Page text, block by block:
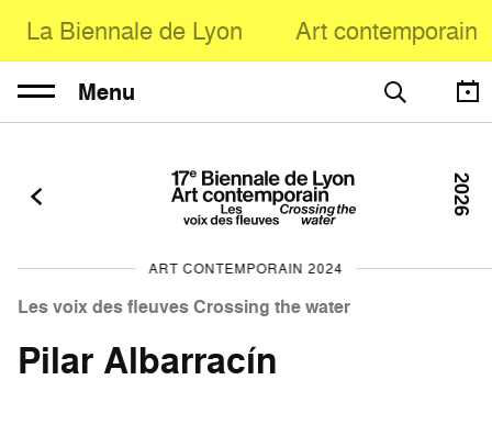
La Biennale de Lyon Art contemporain
Menu
ART CONTEMPORAIN 2024
Les voix des fleuves Crossing the water
Pilar Albarracín
2026